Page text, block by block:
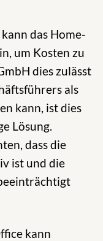
das Home-
um Kosten zu
dies zulässt
als
kann, ist dies
Lösung.
dass die
ist und die
kann